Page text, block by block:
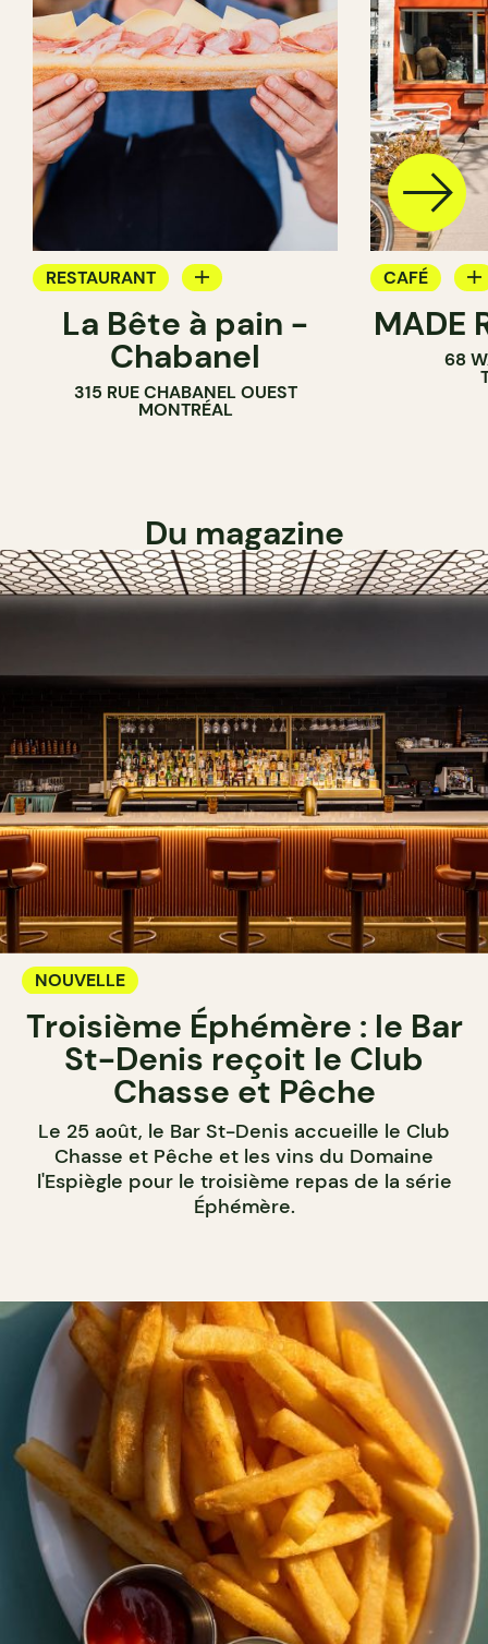
RESTAURANT
CAFÉ
PÂTISSERIE
BOULANGERIE
La Bête à pain -
Chabanel
315 RUE CHABANEL OUEST
MONTRÉAL
CAFÉ
PÂTISSERIE
MADE
68
Du magazine
NOUVELLE
Troisième Éphémère : le Bar
St-Denis reçoit le Club
Chasse et Pêche
Le 25 août, le Bar St-Denis accueille le Club
Chasse et Pêche et les vins du Domaine
l'Espiègle pour le troisième repas de la série
Éphémère.